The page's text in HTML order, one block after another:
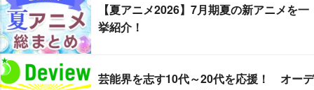
【夏アニメ2026】7月期夏の新アニメを一
挙紹介！
芸能界を志す10代～20代を応援！ オーデ